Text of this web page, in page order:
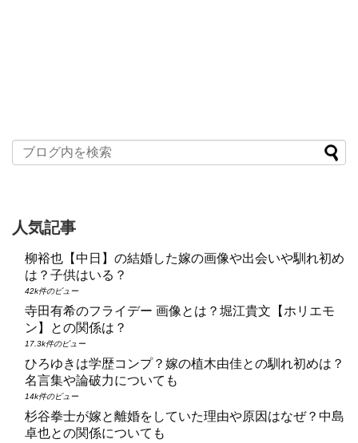
人気記事
柳裕也【中日】の結婚した嫁の画像や出会いや馴れ初め
は？子供はいる？
42k件のビュー
寺田有希のフライデー 画像とは？堀江貴文【ホリエモ
ン】との関係は？
17.3k件のビュー
ひろゆきは学歴コンプ？嫁の植木由佳との馴れ初めは？
名言集や論破力についても
14k件のビュー
杉谷拳士が嫁と離婚をしていた理由や原因はなぜ？中島
卓也との関係についても